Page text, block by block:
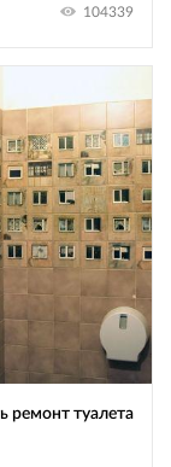
104339
ремонт туалета